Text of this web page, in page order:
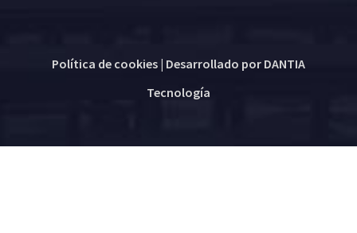
Política de cookies| Desarrollado por DANTIA
Tecnología